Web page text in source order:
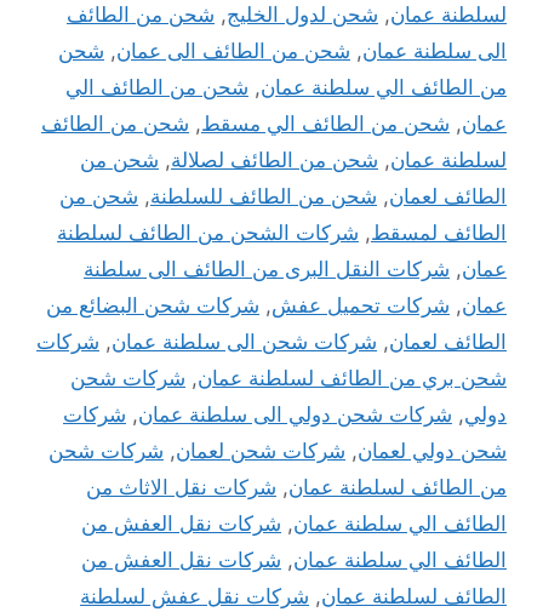
لسلطنة عمان, شحن لدول الخليج, شحن من الطائف
الى سلطنة عمان, شحن من الطائف الى عمان, شحن
من الطائف الي سلطنة عمان, شحن من الطائف الي
عمان, شحن من الطائف الي مسقط, شحن من الطائف
لسلطنة عمان, شحن من الطائف لصلالة, شحن من
الطائف لعمان, شحن من الطائف للسلطنة, شحن من
الطائف لمسقط, شركات الشحن من الطائف لسلطنة
عمان, شركات النقل البرى من الطائف الى سلطنة
عمان, شركات تحميل عفش, شركات شحن البضائع من
الطائف لعمان, شركات شحن الى سلطنة عمان, شركات
شحن بري من الطائف لسلطنة عمان, شركات شحن
دولي, شركات شحن دولي الى سلطنة عمان, شركات
شحن دولي لعمان, شركات شحن لعمان, شركات شحن
من الطائف لسلطنة عمان, شركات نقل الاثاث من
الطائف الي سلطنة عمان, شركات نقل العفش من
الطائف الي سلطنة عمان, شركات نقل العفش من
الطائف لسلطنة عمان, شركات نقل عفش لسلطنة